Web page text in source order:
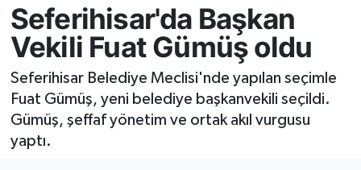
Seferihisar'da Başkan
Vekili Fuat Gümüş oldu
Seferihisar Belediye Meclisi'nde yapılan seçimle
Fuat Gümüş, yeni belediye başkanvekili seçildi.
Gümüş, şeffaf yönetim ve ortak akıl vurgusu
yaptı.